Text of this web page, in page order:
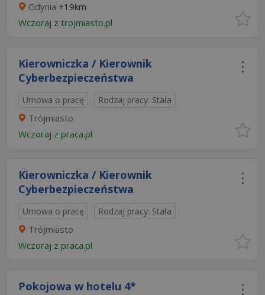
Gdynia +19km
Wczoraj z trojmiasto.pl
Kierowniczka / Kierownik
Cyberbezpieczeństwa
Umowa o pracę Rodzaj pracy: Stała
Trójmiasto
Wczoraj z praca.pl
Kierowniczka / Kierownik
Cyberbezpieczeństwa
Umowa o pracę Rodzaj pracy: Stała
Trójmiasto
Wczoraj z praca.pl
Pokojowa w hotelu 4*